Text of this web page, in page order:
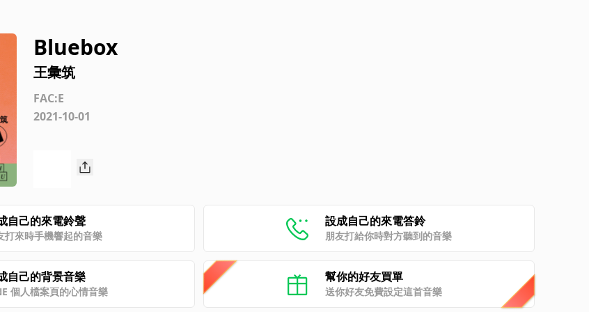
Bluebox
王彙筑
FAC:E
2021-10-01
自己的來電鈴聲
打來時手機響起的音樂
設成自己的來電答鈴
朋友打給你時對方聽到的音樂
自己的背景音樂
個人檔案頁的心情音樂
幫你的好友買單
送你好友免費設定這首音樂